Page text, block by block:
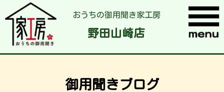
おうちの御用聞き家工房
野田山崎店
御用聞きブログ